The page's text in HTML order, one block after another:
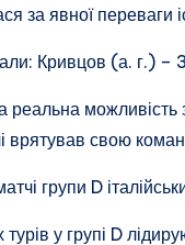
за явної
Кривцов (а. г.) –
реальна можливість
врятував свою
групи D
турів у групі D